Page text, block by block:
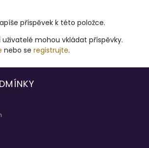
příspěvek k této položce.
mohou vkládat příspěvky.
nebo se registrujte.